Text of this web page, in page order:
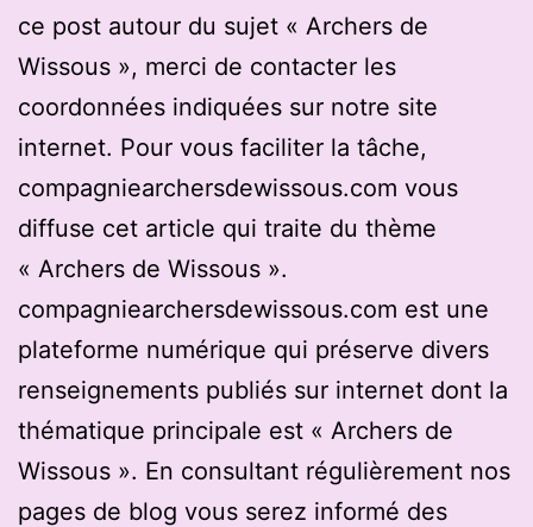
ce post autour du sujet « Archers de
Wissous », merci de contacter les
coordonnées indiquées sur notre site
internet. Pour vous faciliter la tâche,
compagniearchersdewissous.com vous
diffuse cet article qui traite du thème
« Archers de Wissous ».
compagniearchersdewissous.com est une
plateforme numérique qui préserve divers
renseignements publiés sur internet dont la
thématique principale est « Archers de
Wissous ». En consultant régulièrement nos
pages de blog vous serez informé des